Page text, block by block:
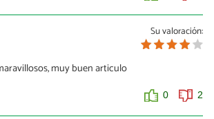
Su valoración:
muy buen articulo
0 2